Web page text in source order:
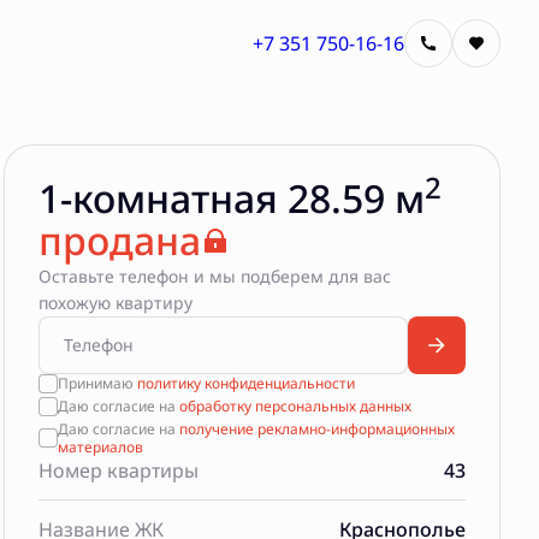
+7 351 750-16-16
1-комнатная 28.59 м2
продана
Оставьте телефон и мы подберем для вас
похожую квартиру
Принимаю политику конфиденциальности
Даю согласие на обработку персональных данных
Даю согласие на получение рекламно-информационных
материалов
Номер квартиры 43
Название ЖК Краснополье